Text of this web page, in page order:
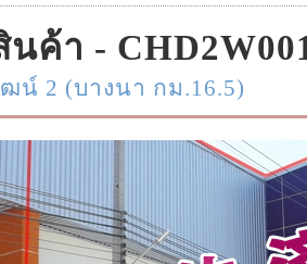
นค้า -
น์ 2 (บางนา กม.16.5)